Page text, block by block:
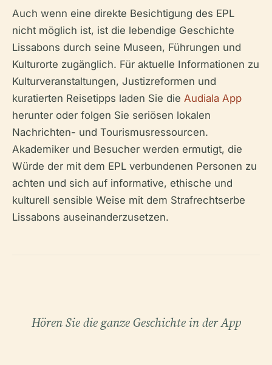
Auch wenn eine direkte Besichtigung des EPL
nicht möglich ist, ist die lebendige Geschichte
Lissabons durch seine Museen, Führungen und
Kulturorte zugänglich. Für aktuelle Informationen zu
Kulturveranstaltungen, Justizreformen und
kuratierten Reisetipps laden Sie die Audiala App
herunter oder folgen Sie seriösen lokalen
Nachrichten- und Tourismusressourcen.
Akademiker und Besucher werden ermutigt, die
Würde der mit dem EPL verbundenen Personen zu
achten und sich auf informative, ethische und
kulturell sensible Weise mit dem Strafrechtserbe
Lissabons auseinanderzusetzen.
Hören Sie die ganze Geschichte in der App